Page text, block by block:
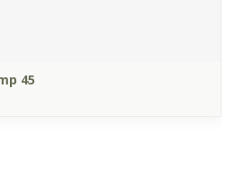
45